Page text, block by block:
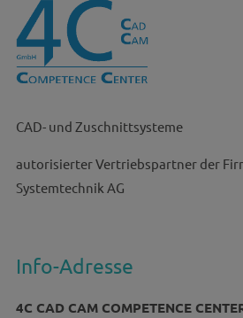
CAD- und Zuschnittsysteme
autorisierter Vertriebspartner der
Systemtechnik AG
Info-Adresse
4C CAD CAM COMPETENCE